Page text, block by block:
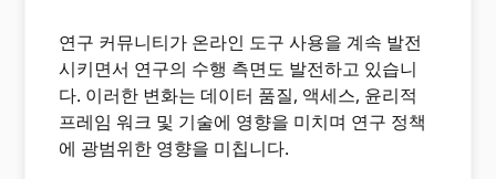
연구 커뮤니티가 온라인 도구 사용을 계속 발전
시키면서 연구의 수행 측면도 발전하고 있습니
다. 이러한 변화는 데이터 품질, 액세스, 윤리적
프레임 워크 및 기술에 영향을 미치며 연구 정책
에 광범위한 영향을 미칩니다.